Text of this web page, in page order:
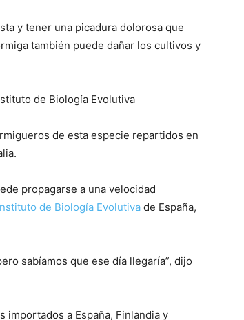
y tener una picadura dolorosa que
también puede dañar los cultivos y
de Biología Evolutiva
de esta especie repartidos en
propagarse a una velocidad
de Biología Evolutiva de España,
sabíamos que ese día llegaría”, dijo
importados a España, Finlandia y